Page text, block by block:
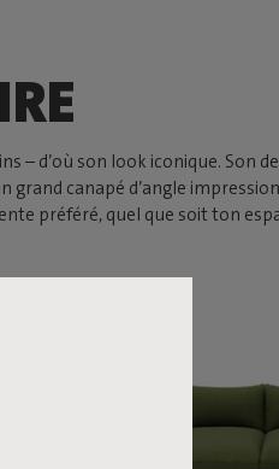
– d’où son look iconique. Son
canapé d’angle
préféré, quel que soit ton